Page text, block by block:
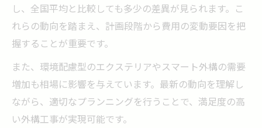
し、全国平均と比較しても多少の差異が見られます。こ
れらの動向を踏まえ、計画段階から費用の変動要因を把
握することが重要です。
また、環境配慮型のエクステリアやスマート外構の需要
増加も相場に影響を与えています。最新の動向を理解し
ながら、適切なプランニングを行うことで、満足度の高
い外構工事が実現可能です。